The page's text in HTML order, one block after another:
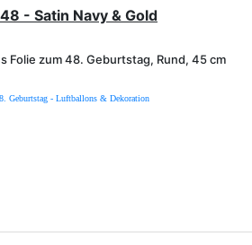
- Satin Navy & Gold
Folie zum 48. Geburtstag, Rund, 45 cm
Geburtstag - Luftballons & Dekoration